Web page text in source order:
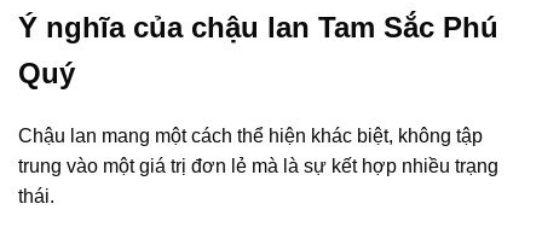
Ý nghĩa của chậu lan Tam Sắc Phú
Quý
Chậu lan mang một cách thể hiện khác biệt, không tập
trung vào một giá trị đơn lẻ mà là sự kết hợp nhiều trạng
thái.